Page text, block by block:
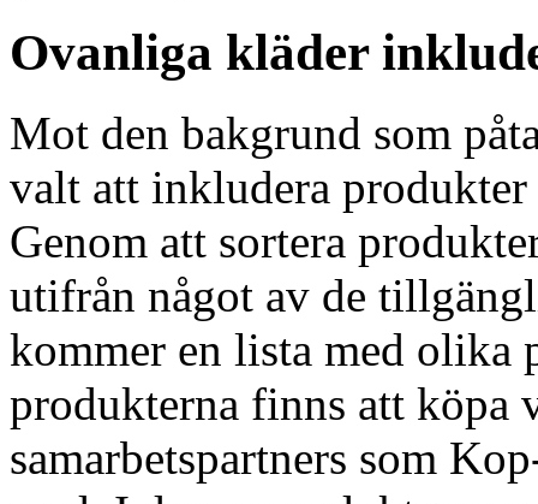
Ovanliga kläder
Mot den bakgrund som
valt att inkludera
Genom att sortera
utifrån något av de
kommer en lista med olika
produkterna finns att köpa
samarbetspartners som